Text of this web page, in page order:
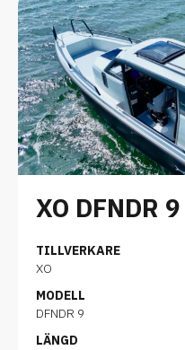
XO DFNDR 9
TILLVERKARE
XO
MODELL
DFNDR 9
LÄNGD